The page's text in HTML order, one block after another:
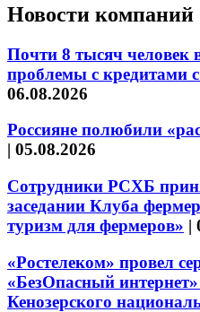
Новости компаний
Почти 8 тысяч
проблемы с кредитами
06.08.2026
Россияне полюбили
| 05.08.2026
Сотрудники РСХБ
заседании Клуба
туризм для фермеров» |
«Ростелеком» провел
«БезОпасный
Кенозерского